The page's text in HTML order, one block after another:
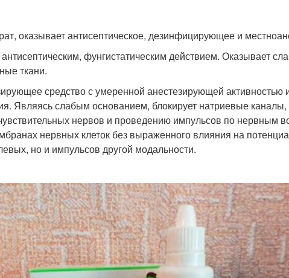
оказывает антисептическое, дезинфицирующее и
фунгистатическим действием. Оказывает
ткани.
средство с умеренной анестезирующей
Являясь слабым основанием, блокирует натриевые каналы,
нервов и проведению импульсов по нервным
нервных клеток без выраженного влияния на
но и импульсов другой модальности.